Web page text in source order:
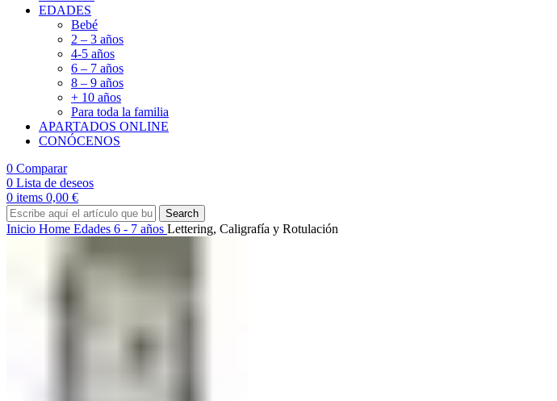
EDADES
Bebé
2 – 3 años
4-5 años
6 – 7 años
8 – 9 años
+ 10 años
Para toda la familia
APARTADOS ONLINE
CONÓCENOS
0 Comparar
0 Lista de deseos
0 items 0,00 €
Search
Inicio Home Edades 6 - 7 años Lettering, Caligrafía y Rotulación